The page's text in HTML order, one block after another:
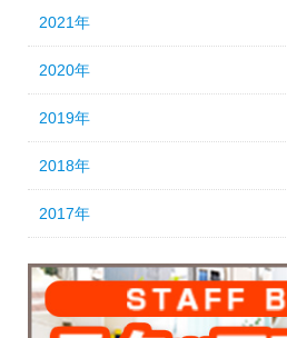
2021年
2020年
2019年
2018年
2017年